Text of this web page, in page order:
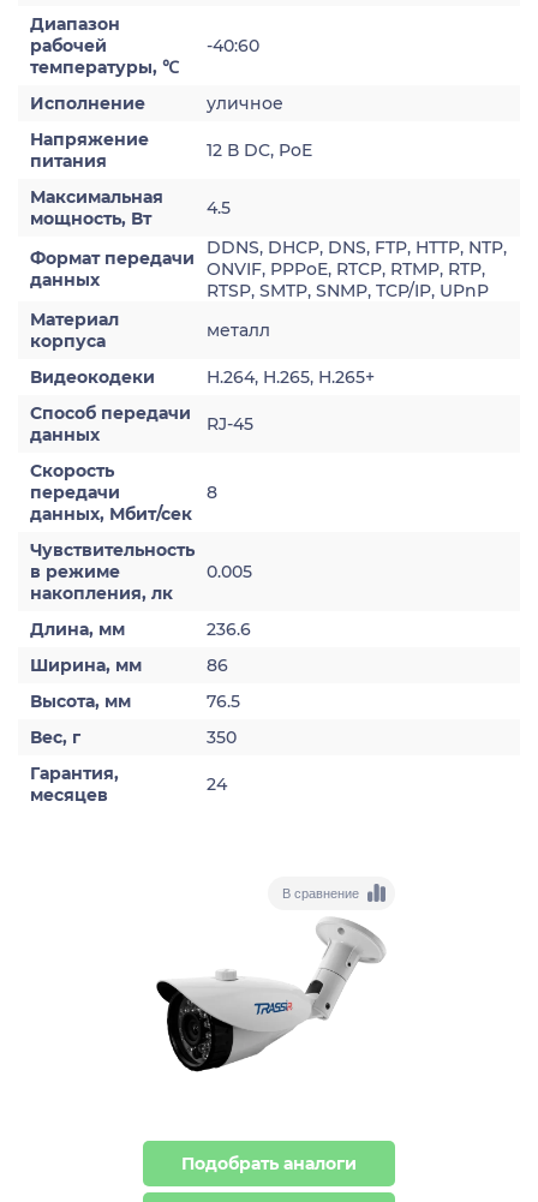
Диапазон
рабочей
температуры, ℃
-40:60
Исполнение
уличное
Напряжение
питания
12 В DC, PoE
Максимальная
мощность, Вт
4.5
Формат передачи
данных
DDNS, DHCP, DNS, FTP, HTTP, NTP,
ONVIF, PPPoE, RTCP, RTMP, RTP,
RTSP, SMTP, SNMP, TCP/IP, UPnP
Материал
корпуса
металл
Видеокодеки
H.264, H.265, H.265+
Способ передачи
данных
RJ-45
Скорость
передачи
данных, Мбит/сек
8
Чувствительность
в режиме
накопления, лк
0.005
Длина, мм
236.6
Ширина, мм
86
Высота, мм
76.5
Вес, г
350
Гарантия,
месяцев
24
В сравнение
Подобрать аналоги